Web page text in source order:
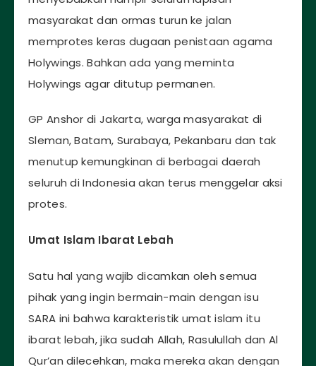
masyarakat dan ormas turun ke jalan
memprotes keras dugaan penistaan agama
Holywings. Bahkan ada yang meminta
Holywings agar ditutup permanen.
GP Anshor di Jakarta, warga masyarakat di
Sleman, Batam, Surabaya, Pekanbaru dan tak
menutup kemungkinan di berbagai daerah
seluruh di Indonesia akan terus menggelar aksi
protes.
Umat Islam Ibarat Lebah
Satu hal yang wajib dicamkan oleh semua
pihak yang ingin bermain-main dengan isu
SARA ini bahwa karakteristik umat islam itu
ibarat lebah, jika sudah Allah, Rasulullah dan Al
Qur’an dilecehkan, maka mereka akan dengan